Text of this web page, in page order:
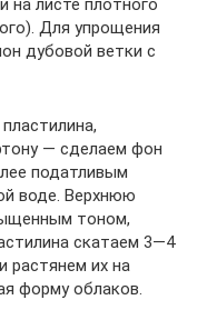
на листе плотного
Для упрощения
дубовой ветки с
— сделаем фон
податливым
воде. Верхнюю
тоном,
скатаем 3—4
растянем их на
форму облаков.